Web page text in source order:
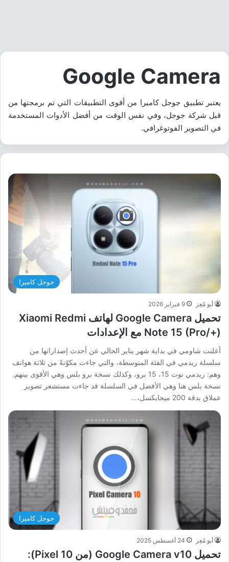
Google Camera
يعتبر تطبيق جوجل كاميرا من أقوى التطبيقات التي تم برمجتها من
قبل شركة جوجل، وفي نفس الوقت من أفضل الأدوات المستخدمة
في التصوير الفوتوغرافي.
جوجل كاميرا
أبو مُعِز 9 فبراير 2026
تحميل Google Camera لهاتف Xiaomi Redmi
Note 15 (Pro/+) مع الإعدادات
أعلنت شاومي في بداية شهر يناير الحالي عن أحدث إصداراتها من
سلسلة ريدمي في الفئة المتوسطة، والتي جاءت مكوّنةً من ثلاثة هواتف
وهم: ريدمي نوت 15، 15 برو، وكذلك نسخة برو بلس وهي الأقوى بينهم.
نسخة بلس هنا وهي الأفضل في السلسلة قد جاءت مستشعر تصوير
عملاق بدقة 200 ميجابكسل،…
جوجل كاميرا
أبو مُعِز 24 أغسطس 2025
تحميل Google Camera v10 (من Pixel 10):